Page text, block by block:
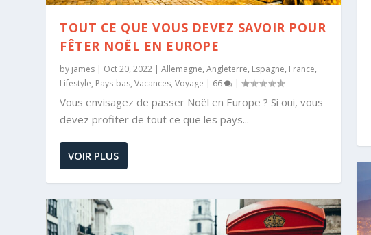
TOUT CE QUE VOUS DEVEZ SAVOIR POUR
FÊTER NOËL EN EUROPE
by james | Oct 20, 2022 |Allemagne,Angleterre, Espagne, France,
Lifestyle, Pays-bas,Vacances,Voyage | 66 |
Vous envisagez de passer Noël en Europe ? Si oui, vous
devez profiter de tout ce que les pays...
VOIR PLUS